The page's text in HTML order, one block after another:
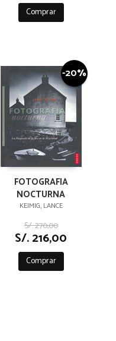
Comprar
-20%
FOTOGRAFIA
NOCTURNA
KEIMIG, LANCE
S/. 270,00
S/. 216,00
Comprar